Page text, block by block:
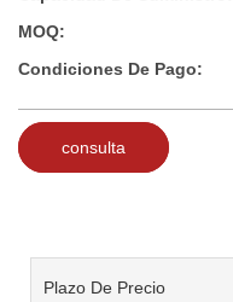
MOQ:
Condiciones De Pago:
consulta
Plazo De Precio